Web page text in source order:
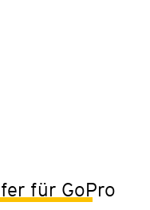
für GoPro